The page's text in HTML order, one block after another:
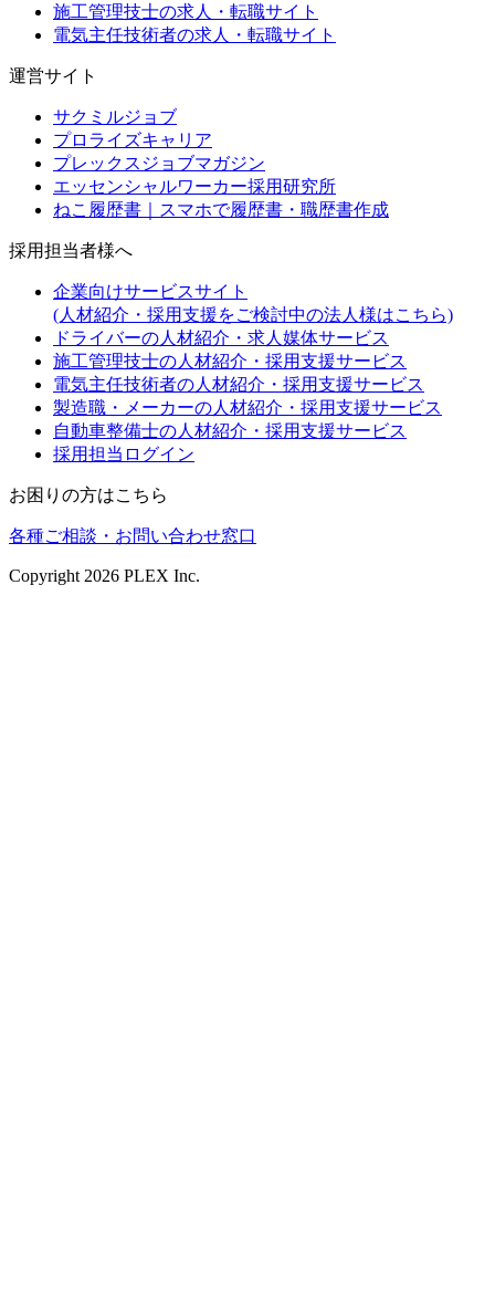
施工管理技士の求人・転職サイト
電気主任技術者の求人・転職サイト
運営サイト
サクミルジョブ
プロライズキャリア
プレックスジョブマガジン
エッセンシャルワーカー採用研究所
ねこ履歴書｜スマホで履歴書・職歴書作成
採用担当者様へ
企業向けサービスサイト
(人材紹介・採用支援をご検討中の法人様はこちら)
ドライバーの人材紹介・求人媒体サービス
施工管理技士の人材紹介・採用支援サービス
電気主任技術者の人材紹介・採用支援サービス
製造職・メーカーの人材紹介・採用支援サービス
自動車整備士の人材紹介・採用支援サービス
採用担当ログイン
お困りの方はこちら
各種ご相談・お問い合わせ窓口
Copyright 2026 PLEX Inc.